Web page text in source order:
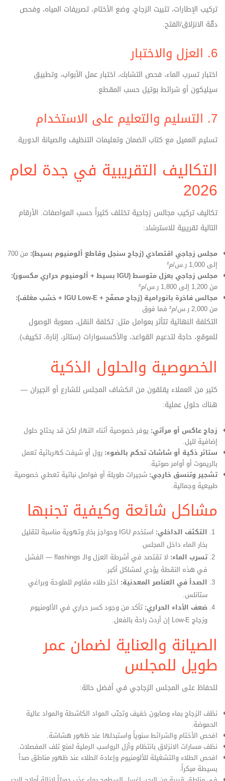
تركيب الإطارات، تثبيت الزجاج، وضع الأختام، تصريفات المياه، وفحص
دقّة الانزلاق/الفتح.
6. العزل والاختبار
اختبار تسرب الماء، فحص التشابك، اختبار عمل الأبواب، وتطبيق
سيليكون أو شرائط بوتيل حسب المقطع.
7. التسليم والتعليم على الاستخدام
تسليم العميل مع كتاب الضمان وتعليمات التنظيف والصيانة الدورية.
التكاليف التقريبية في جدة لعام
2026
تكاليف تركيب مجالس زجاجية تختلف كثيراً حسب المواصفات. الأرقام
التالية تقريبية للاسترشاد:
مجلس زجاجي اقتصادي (زجاج سنجل وقاطع ألومنيوم بسيط):
من 700
إلى 1,000 ر.س/م²
مجلس زجاجي بعزل متوسط (IGU بسيط + ألومنيوم حراري مكسور):
من 1,200 إلى 1,800 ر.س/م²
مجالس فاخرة بانورامية (زجاج مصفّح + IGU Low‑E + خشب مغلف):
من 2,000 ر.س/م² فما فوق
التكلفة النهائية تتأثر بعوامل مثل: تكلفة النقل، صعوبة الوصول
للموقع، حاجة لتدعيم القواعد، والأكسسوارات (ستائر، إنارة، تكييف).
الخصوصية والحلول الذكية
كثير من العملاء يقلقون من انكشاف المجلس للشارع أو الجيران —
هناك حلول عملية:
زجاج عاكس أو مرآتي: يوفر خصوصية أثناء النهار لكن قد يحتاج حلول
إضافية لليل.
ستائر ذكية أو شاشات تحكم بالضوء: رول أو شيفت كهربائية تعمل
بالريموت أو أوامر صوتية.
تشجير وتنسق خارجي: شجيرات طويلة أو فواصل نباتية تعطي خصوصية
طبيعية وجمالية.
مشاكل شائعة وكيفية تجنبها
التكثف الداخلي:
استخدم IGU وحواجز بخار وتهوية مناسبة لتقليل
بخار الماء داخل المجلس.
تسرب الماء:
لا تقتصد في أشرطة العزل والـ flashings — الفشل
في هذه النقطة يؤدي لمشاكل أكبر.
الصدأ في العناصر المعدنية: اختر طلاء مقاوم للملوحة وبراغي
ستانلس.
ضعف الأداء الحراري: تأكد من وجود كسر حراري في الألومنيوم
وزجاج Low‑E إن أردت راحة بالفعل.
الصيانة والعناية لضمان عمر
طويل للمجلس
للحفاظ على المجلس الزجاجي في أفضل حالة:
نظف الزجاج بماء وصابون خفيف وتجنّب المواد الكاشطة والمواد عالية
الحموضة.
افحص الأختام والشرائط سنوياً واستبدلها عند ظهور هشاشة.
نظف مسارات الانزلاق بانتظام وأزل الرواسب الرملية لمنع تلف المفصلات.
افحص الطلاء والتشغيلة للألومنيوم وإعادة الطلاء عند ظهور مناطق صدأ
بسيطة مبكراً.